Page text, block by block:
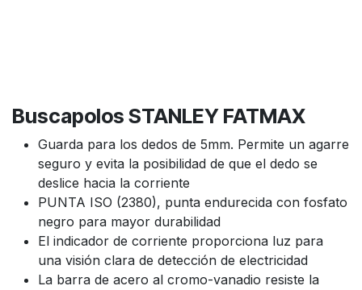
Buscapolos STANLEY FATMAX
Guarda para los dedos de 5mm. Permite un agarre
seguro y evita la posibilidad de que el dedo se
deslice hacia la corriente
PUNTA ISO (2380), punta endurecida con fosfato
negro para mayor durabilidad
El indicador de corriente proporciona luz para
una visión clara de detección de electricidad
La barra de acero al cromo-vanadio resiste la